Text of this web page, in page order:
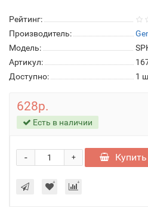
Рейтинг:
Производитель:
Модель:
Артикул:
Доступно:
1
628р.
Есть в наличии
+
- Купить